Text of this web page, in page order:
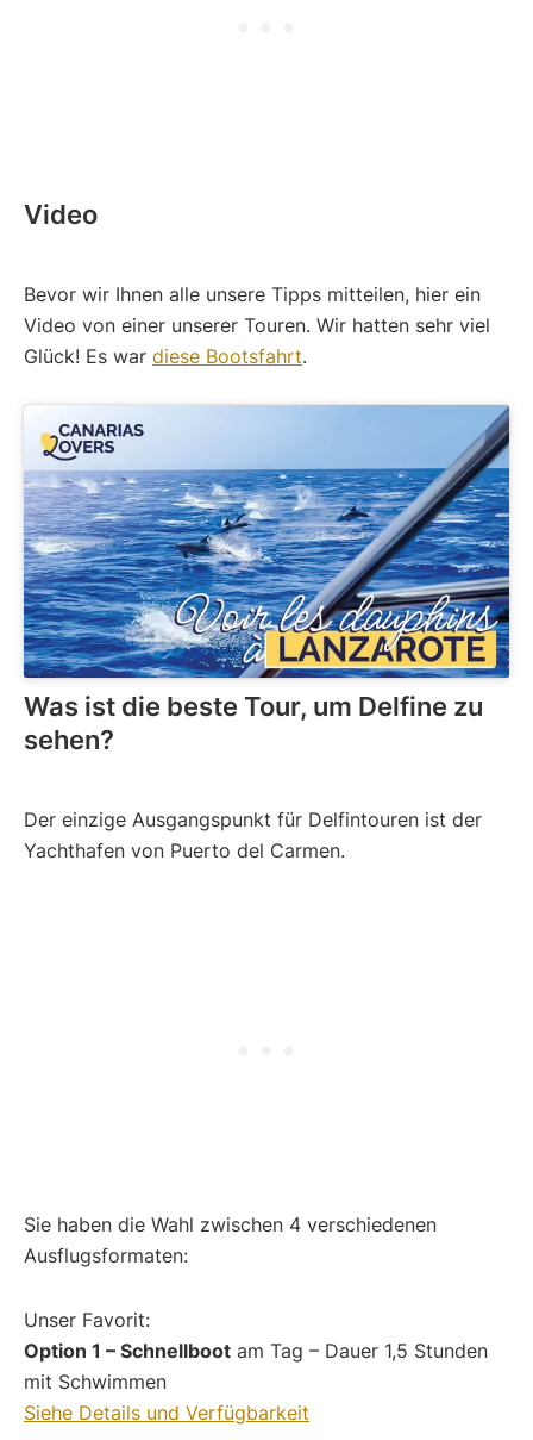
Video
Bevor wir Ihnen alle unsere Tipps mitteilen, hier ein
Video von einer unserer Touren. Wir hatten sehr viel
Glück! Es war diese Bootsfahrt.
Was ist die beste Tour, um Delfine zu
sehen?
Der einzige Ausgangspunkt für Delfintouren ist der
Yachthafen von Puerto del Carmen.
Sie haben die Wahl zwischen 4 verschiedenen
Ausflugsformaten:
Unser Favorit:
Option 1 – Schnellboot am Tag – Dauer 1,5 Stunden
mit Schwimmen
Siehe Details und Verfügbarkeit